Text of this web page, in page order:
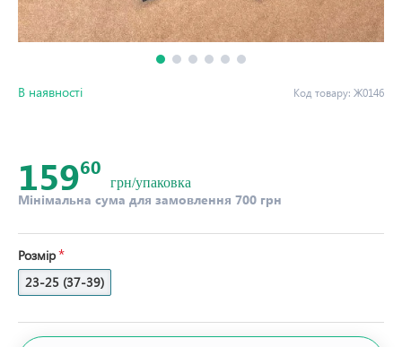
15960
грн/упаковка
Мінімальна сума для замовлення 700 грн
В наявності Код товару: Ж0146
Розмір
23-25 (37-39)